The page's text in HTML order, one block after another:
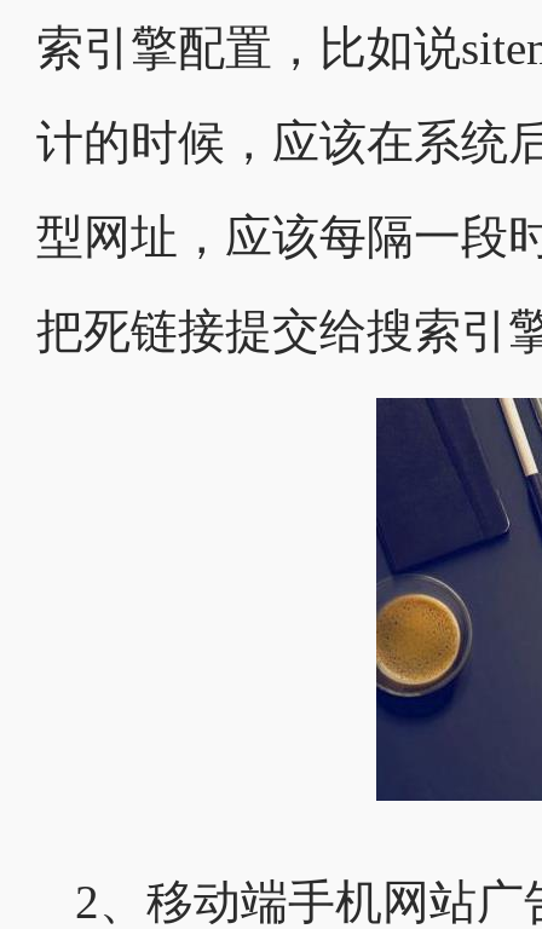
索引擎配置，比如说
计的时候，应该在系统
型网址，应该每隔一段
把死链接提交给搜索引
2、移动端手机网站广